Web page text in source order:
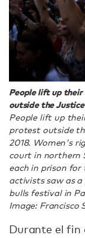
People lift up their
outside the
People lift up
protest outside
2018. Women's
court in northern
each in prison for
activists saw as
bulls festival in
Image: Francisco
Durante el fin